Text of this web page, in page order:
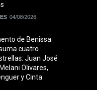
04/08/2026
de Benissa
cuatro
Juan José
Olivares,
y Cinta